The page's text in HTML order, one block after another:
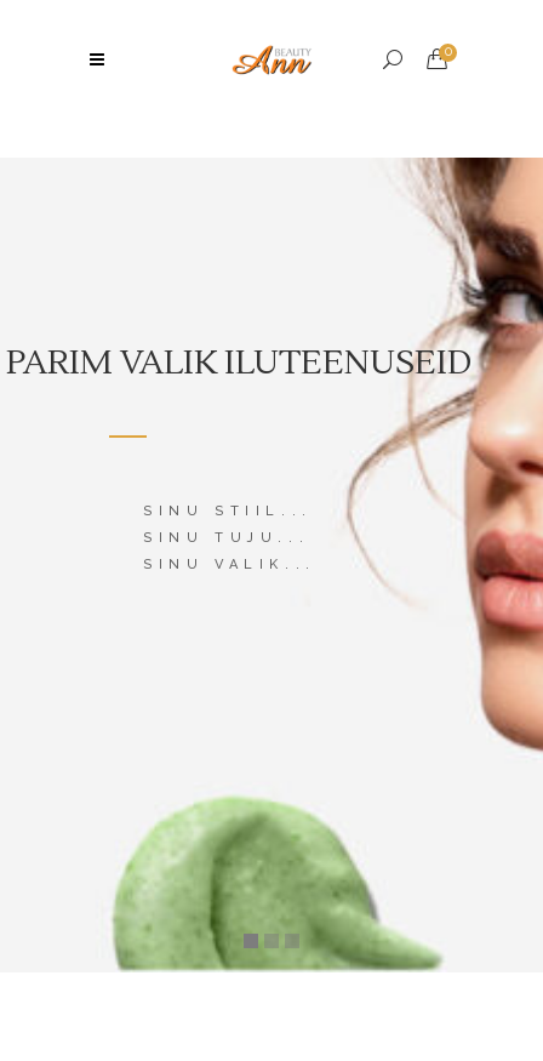
0
SINU STIIL...
SINU TUJU...
SINU VALIK...
PARIM VALIK ILUTEENUSEID